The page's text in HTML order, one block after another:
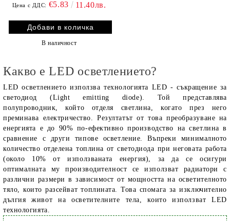
Цена с ДДС: €5.83 11.40лв.
В наличност
Какво е LED осветлението?
LED осветлението използва технологията LED - съкращение за
светодиод (Light emitting diode). Той представлява
полупроводник, който отделя светлина, когато през него
преминава електричество. Резултатът от това преобразуване на
енергията е до 90% по-ефективно производство на светлина в
сравнение с други типове осветление. Въпреки минималното
количество отделена топлина от светодиода при неговата работа
(около 10% от използваната енергия), за да се осигури
оптималната му производителност се използват радиатори с
различни размери в зависимост от мощността на осветителното
тяло, които разсейват топлината. Това спомага за изключително
дългия живот на осветителните тела, които използват LED
технологията.